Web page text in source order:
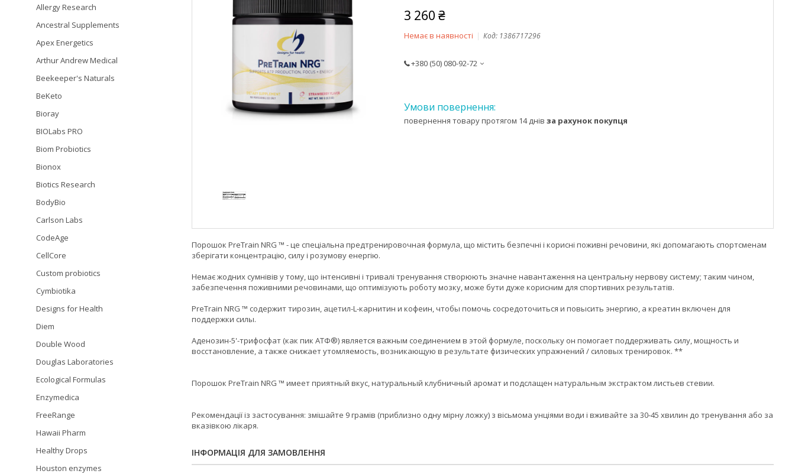
3 260 ₴
Немає в наявності Код: 1386717296
+380 (50) 080-92-72
повернення товару протягом 14 днів за рахунок покупця
Порошок PreTrain NRG ™ - це спеціальна предтренировочная формула, що містить безпечні і корисні поживні речовини, які допомагають спортсменам
зберігати концентрацію, силу і розумову енергію.
Немає жодних сумнівів у тому, що інтенсивні і тривалі тренування створюють значне навантаження на центральну нервову систему; таким чином,
забезпечення поживними речовинами, що оптимізують роботу мозку, може бути дуже корисним для спортивних результатів.
PreTrain NRG ™ содержит тирозин, ацетил-L-карнитин и кофеин, чтобы помочь сосредоточиться и повысить энергию, а креатин включен для
поддержки силы.
Аденозин-5'-трифосфат (как пик АТФ®) является важным соединением в этой формуле, поскольку он помогает поддерживать силу, мощность и
восстановление, а также снижает утомляемость, возникающую в результате физических упражнений / силовых тренировок. **
Порошок PreTrain NRG ™ имеет приятный вкус, натуральный клубничный аромат и подслащен натуральным экстрактом листьев стевии.
Рекомендації із застосування: змішайте 9 грамів (приблизно одну мірну ложку) з вісьмома унціями води і вживайте за 30-45 хвилин до тренування або за
вказівкою лікаря.
ІНФОРМАЦІЯ ДЛЯ ЗАМОВЛЕННЯ
Allergy Research
Ancestral Supplements
Apex Energetics
Arthur Andrew Medical
Beekeeper's Naturals
BeKeto
Bioray
BIOLabs PRO
Biom Probiotics
Bionox
Biotics Research
BodyBio
Carlson Labs
CodeAge
CellCore
Custom probiotics
Cymbiotika
Designs for Health
Diem
Double Wood
Douglas Laboratories
Ecological Formulas
Enzymedica
FreeRange
Hawaii Pharm
Healthy Drops
Houston enzymes